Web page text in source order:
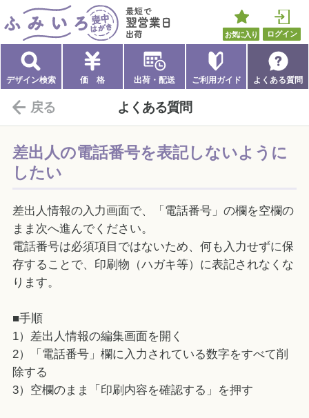
ふみいろ喪中はがき 最短で翌営業日出荷
お気に入り ログイン
デザイン検索 価 格 出荷・配送 ご利用ガイド よくある質問
よくある質問
戻る
差出人の電話番号を表記しないように
したい
差出人情報の入力画面で、「電話番号」の欄を空欄の
まま次へ進んでください。
電話番号は必須項目ではないため、何も入力せずに保
存することで、印刷物（ハガキ等）に表記されなくな
ります。
■手順
1）差出人情報の編集画面を開く
2）「電話番号」欄に入力されている数字をすべて削
除する
3）空欄のまま「印刷内容を確認する」を押す